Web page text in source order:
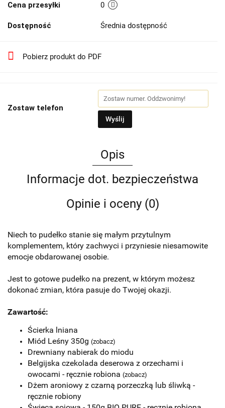
Cena przesyłki 0
Dostępność Średnia dostępność
Pobierz produkt do PDF
Zostaw telefon
Wyślij
Opis
Informacje dot. bezpieczeństwa
Opinie i oceny (0)
Niech to pudełko stanie się małym przytulnym
komplementem, który zachwyci i przyniesie niesamowite
emocje obdarowanej osobie.
Jest to gotowe pudełko na prezent, w którym możesz
dokonać zmian, która pasuje do Twojej okazji.
Zawartość:
Ścierka lniana
Miód Leśny 350g (zobacz)
Drewniany nabierak do miodu
Belgijska czekolada deserowa z orzechami i
owocami - ręcznie robiona (zobacz)
Dżem aroniowy z czarną porzeczką lub śliwką -
ręcznie robiony